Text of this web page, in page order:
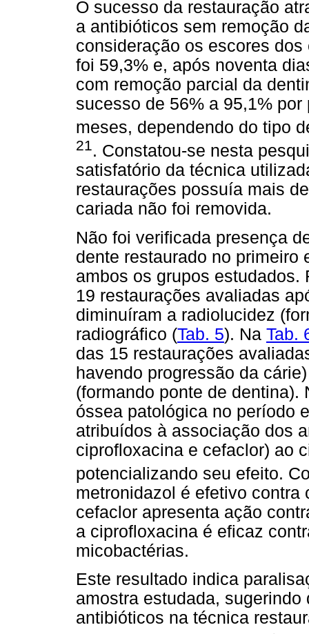
O sucesso da restauração
a antibióticos sem remoção
consideração os escores
foi 59,3% e, após noventa
com remoção parcial da
sucesso de 56% a 95,1%
meses, dependendo do tipo
21. Constatou-se nesta
satisfatório da técnica
restaurações possuía mais
cariada não foi removida.
Não foi verificada presença
dente restaurado no primeiro
ambos os grupos estudados.
19 restaurações avaliadas
diminuíram a radiolucidez
radiográfico (Tab. 5). Na Tab.
das 15 restaurações
havendo progressão da
(formando ponte de dentina).
óssea patológica no período
atribuídos à associação dos
ciprofloxacina e cefaclor) ao
potencializando seu efeito.
metronidazol é efetivo
cefaclor apresenta ação
a ciprofloxacina é eficaz
micobactérias.
Este resultado indica
amostra estudada,
antibióticos na técnica